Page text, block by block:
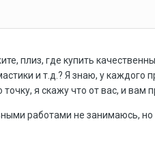
плиз, где купить
и т.д.? Я знаю, у
я скажу что от вас, и вам
работами не занимаюсь,